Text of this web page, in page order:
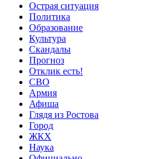
Острая ситуация
Политика
Образование
Культура
Скандалы
Прогноз
Отклик есть!
СВО
Армия
Афиша
Глядя из Ростова
Город
ЖКХ
Наука